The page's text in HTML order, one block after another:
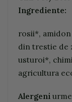
Ingrediente:
rosii*,
din trestie de
usturoi*,
agricultura
Alergeni